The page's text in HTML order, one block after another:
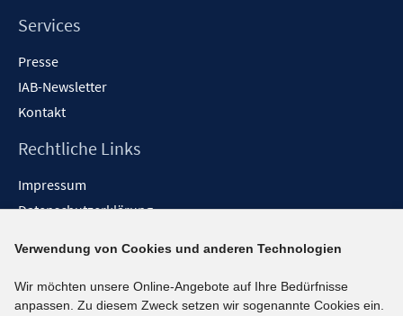
Services
Presse
IAB-Newsletter
Kontakt
Rechtliche Links
Impressum
Datenschutzerklärung
Barrieren melden
Social-Media-Kanäle
Verwendung von Cookies und anderen Technologien
Wir möchten unsere Online-Angebote auf Ihre Bedürfnisse
anpassen. Zu diesem Zweck setzen wir sogenannte Cookies ein.